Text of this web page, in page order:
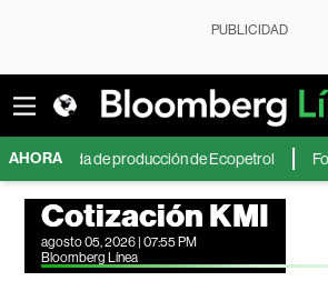
PUBLICIDAD
AHORAde producción de Ecopetrol Fondos de
Cotización KMI
agosto 05, 2026 | 07:55 PM
Bloomberg Línea